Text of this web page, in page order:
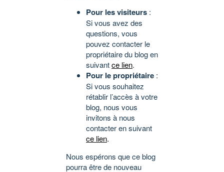
Pour les visiteurs :
Si vous avez des
questions, vous
pouvez contacter le
propriétaire du blog en
suivantce lien.
Pour le propriétaire :
Si vous souhaitez
rétablir l’accès à votre
blog, nous vous
invitons à nous
contacter en suivant
ce lien.
Nous espérons que ce blog
pourra être de nouveau